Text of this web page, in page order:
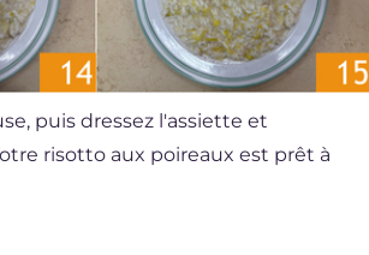
puis dressez l'assiette et
risotto aux poireaux est prêt à